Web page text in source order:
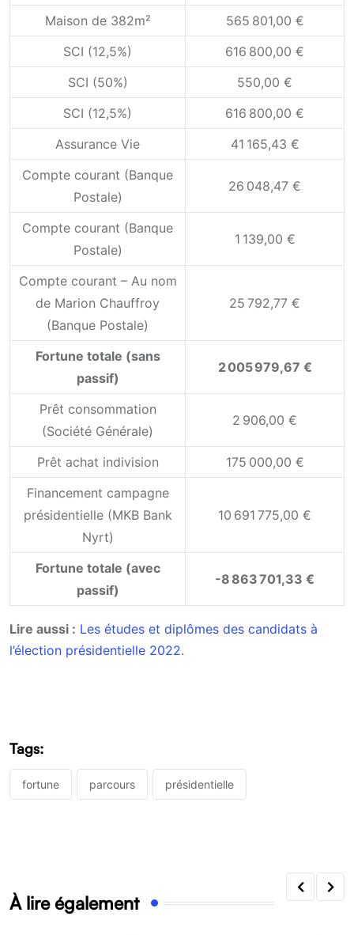
Maison de 382m²
565 801,00 €
SCI (12,5%)
616 800,00 €
SCI (50%)
550,00 €
SCI (12,5%)
616 800,00 €
Assurance Vie
41 165,43 €
Compte courant (Banque
Postale)
26 048,47 €
Compte courant (Banque
Postale)
1 139,00 €
Compte courant – Au nom
de Marion Chauffroy
(Banque Postale)
25 792,77 €
Fortune totale (sans
passif)
2 005 979,67 €
Prêt consommation
(Société Générale)
2 906,00 €
Prêt achat indivision
175 000,00 €
Financement campagne
présidentielle (MKB Bank
Nyrt)
10 691 775,00 €
Fortune totale (avec
passif)
-8 863 701,33 €
Lire aussi : Les études et diplômes des candidats à
l’élection présidentielle 2022.
Tags:
fortune parcours présidentielle
À lire également